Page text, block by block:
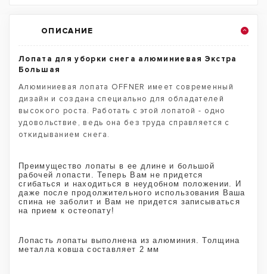
ОПИСАНИЕ
Лопата для уборки снега алюминиевая Экстра
Большая
Алюминиевая лопата OFFNER имеет современный
дизайн и создана специально для обладателей
высокого роста. Работать с этой лопатой - одно
удовольствие, ведь она без труда справляется с
откидыванием снега.
Преимущество лопаты в ее длине и большой
рабочей лопасти. Теперь Вам не придется
сгибаться и находиться в неудобном положении. И
даже после продолжительного использования Ваша
спина не заболит и Вам не придется записываться
на прием к остеопату!
Лопасть лопаты выполнена из алюминия. Толщина
металла ковша составляет 2 мм